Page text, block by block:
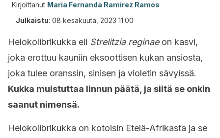
Kirjoittanut Maria Fernanda Ramirez Ramos
Julkaistu: 08 kesäkuuta, 2023 11:00
Helokolibrikukka eli Strelitzia reginaeon kasvi,
joka erottuu kauniin eksoottisen kukan ansiosta,
joka tulee oranssin, sinisen ja violetin sävyissä.
Kukka muistuttaa linnun päätä, ja siitä se onkin
saanut nimensä.
Helokolibrikukka on kotoisin Etelä-Afrikasta ja se